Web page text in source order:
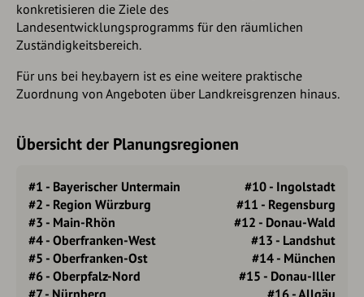
konkretisieren die Ziele des
Landesentwicklungsprogramms für den räumlichen
Zuständigkeitsbereich.
Für uns bei hey.bayern ist es eine weitere praktische
Zuordnung von Angeboten über Landkreisgrenzen hinaus.
Übersicht der Planungsregionen
#1 - Bayerischer Untermain
#2 - Region Würzburg
#3 - Main-Rhön
#4 - Oberfranken-West
#5 - Oberfranken-Ost
#6 - Oberpfalz-Nord
#10 - Ingolstadt
#11 - Regensburg
#12 - Donau-Wald
#13 - Landshut
#14 - München
#15 - Donau-Iller